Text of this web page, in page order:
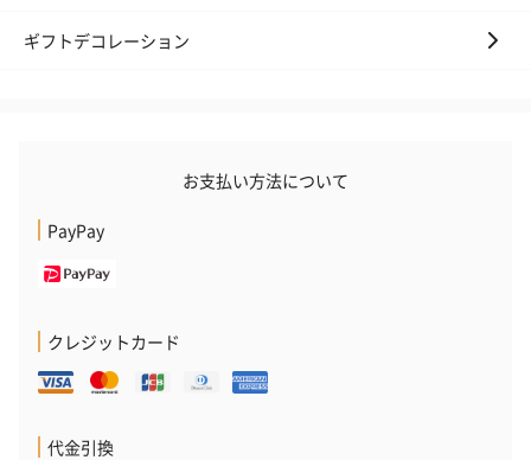
ギフトデコレーション
お支払い方法について
PayPay
クレジットカード
代金引換